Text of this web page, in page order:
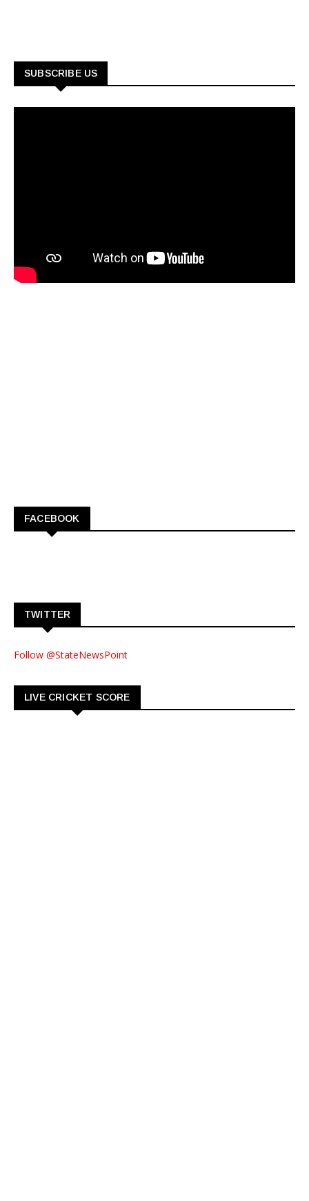
SUBSCRIBE US
FACEBOOK
TWITTER
Follow @StateNewsPoint
LIVE CRICKET SCORE